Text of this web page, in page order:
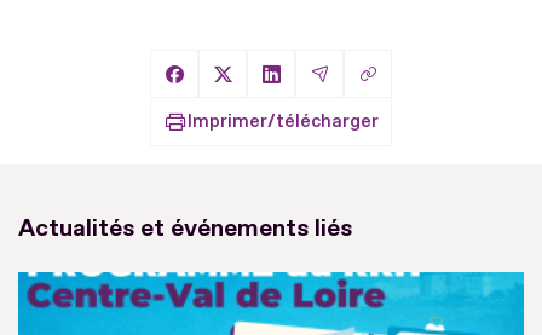
Partager sur Facebook
Partager sur X
Partager sur LinkedIn
Partager par Email
Copier le lien
Imprimer/télécharger
Actualités et événements liés